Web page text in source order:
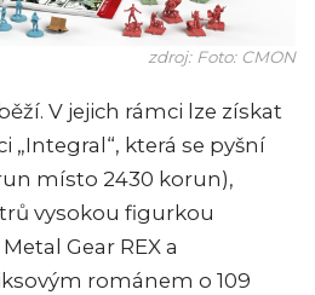
zdroj: Foto: CMON
V jejich rámci lze získat
„Integral“, která se pyšní
místo 2430 korun),
vysokou figurkou
Gear REX a
románem o 109